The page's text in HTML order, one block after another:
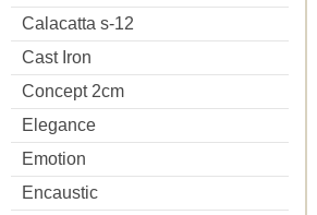
Calacatta s-12
Cast Iron
Concept 2cm
Elegance
Emotion
Encaustic